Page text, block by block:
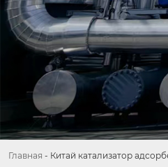
Главная - Китай катализатор